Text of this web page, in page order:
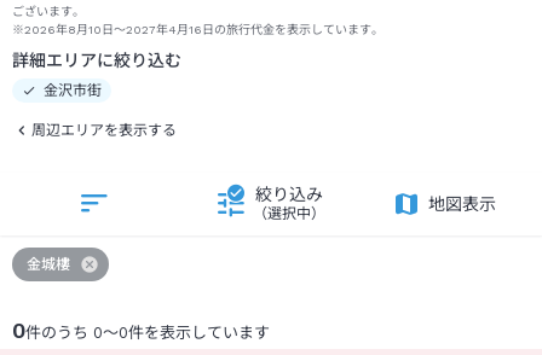
ございます。
※2026年8月10日～2027年4月16日の旅行代金を表示しています。
詳細エリアに絞り込む
金沢市街
周辺エリアを表示する
0件のうち 0～0件を表示しています
絞り込み
（選択中）
地図表示
金城樓